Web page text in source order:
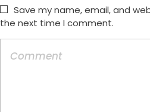
Save my name, email, and
the next time I comment.